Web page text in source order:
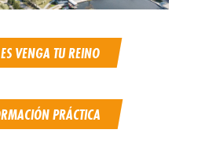
VENGA TU REINO
PRÁCTICA